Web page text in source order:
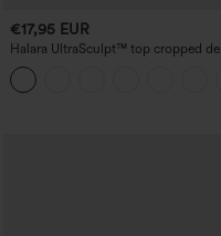
€17,95 EUR
Halara UltraSculpt™ top cropped de
yoga, costas nuas, com alças duplas
torcidas